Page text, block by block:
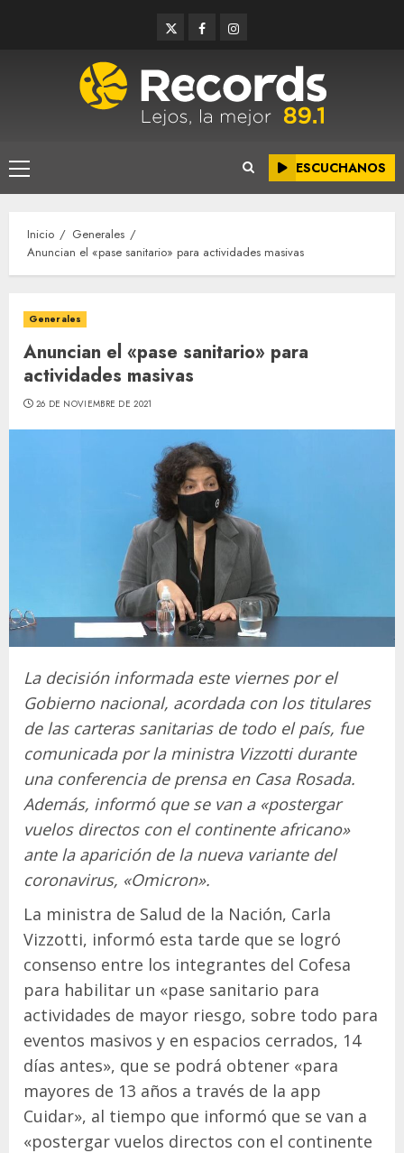
TwitterFacebookInstagram
Menú
principal
ESCUCHANOS
Inicio
Generales
Anuncian el «pase sanitario» para actividades masivas
Generales
Anuncian el «pase sanitario» para
actividades masivas
26 DE NOVIEMBRE DE 2021
La decisión informada este viernes por el
Gobierno nacional, acordada con los titulares
de las carteras sanitarias de todo el país, fue
comunicada por la ministra Vizzotti durante
una conferencia de prensa en Casa Rosada.
Además, informó que se van a «postergar
vuelos directos con el continente africano»
ante la aparición de la nueva variante del
coronavirus, «Omicron».
La ministra de Salud de la Nación, Carla
Vizzotti, informó esta tarde que se logró
consenso entre los integrantes del Cofesa
para habilitar un «pase sanitario para
actividades de mayor riesgo, sobre todo para
eventos masivos y en espacios cerrados, 14
días antes», que se podrá obtener «para
mayores de 13 años a través de la app
Cuidar», al tiempo que informó que se van a
«postergar vuelos directos con el continente